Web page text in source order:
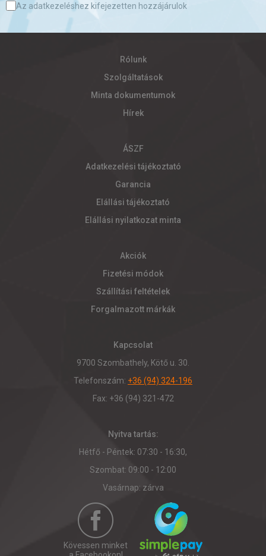
Az adatkezeléshez kifejezetten hozzájárulok
Rólunk
Szolgáltatások
Minta dokumentumok
Hírek
ÁSZF
Adatkezelési tájékoztató
Garancia
Elállási tájékoztató
Elállási nyilatkozat minta
Akciók
Fizetési módok
Szállítási feltételek
Forgalmazott márkák
Kapcsolat
9700 Szombathely, Kötő u. 30.
Telefonszám: +36 (94) 324-196
Fax: +36 (94) 321-472
Nyitva tartás:
Hétfő - Péntek: 07:30 - 16:30,
Szombat: 09:00 - 12:00
Vasárnap: zárva
Kövessen minket